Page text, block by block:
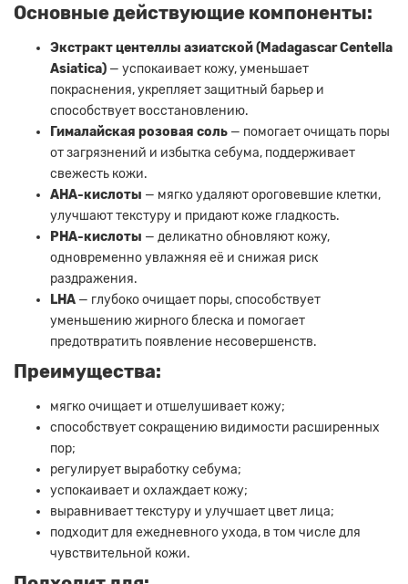
Основные действующие компоненты:
Экстракт центеллы азиатской (Madagascar Centella
Asiatica) — успокаивает кожу, уменьшает
покраснения, укрепляет защитный барьер и
способствует восстановлению.
Гималайская розовая соль — помогает очищать поры
от загрязнений и избытка себума, поддерживает
свежесть кожи.
AHA-кислоты — мягко удаляют ороговевшие клетки,
улучшают текстуру и придают коже гладкость.
PHA-кислоты — деликатно обновляют кожу,
одновременно увлажняя её и снижая риск
раздражения.
LHA — глубоко очищает поры, способствует
уменьшению жирного блеска и помогает
предотвратить появление несовершенств.
Преимущества:
мягко очищает и отшелушивает кожу;
способствует сокращению видимости расширенных
пор;
регулирует выработку себума;
успокаивает и охлаждает кожу;
выравнивает текстуру и улучшает цвет лица;
подходит для ежедневного ухода, в том числе для
чувствительной кожи.